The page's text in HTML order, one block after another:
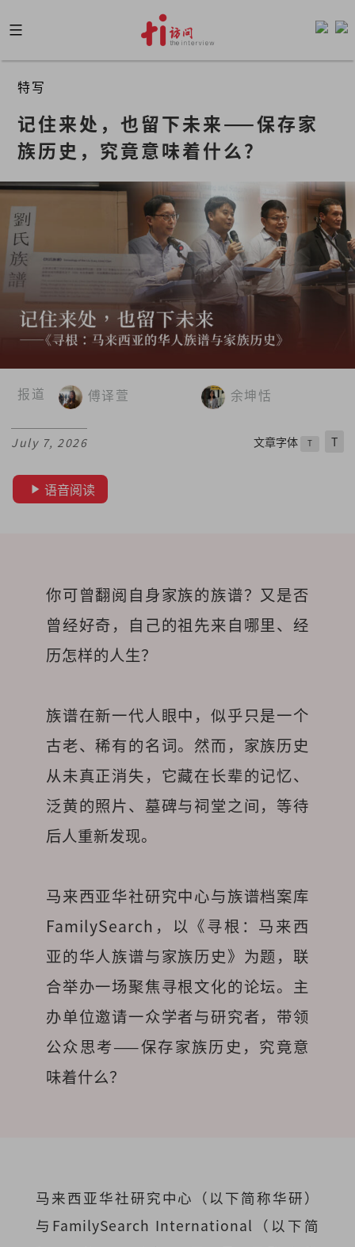
to
content
特写
记住来处，也留下未来——保存家
族历史，究竟意味着什么？
报道 傅译萱 余坤恬
July 7, 2026 文章字体 T T
语音阅读
你可曾翻阅自身家族的族谱？又是否
曾经好奇，自己的祖先来自哪里、经
历怎样的人生？
族谱在新一代人眼中，似乎只是一个
古老、稀有的名词。然而，家族历史
从未真正消失，它藏在长辈的记忆、
泛黄的照片、墓碑与祠堂之间，等待
后人重新发现。
马来西亚华社研究中心与族谱档案库
FamilySearch，以《寻根：马来西
亚的华人族谱与家族历史》为题，联
合举办一场聚焦寻根文化的论坛。主
办单位邀请一众学者与研究者，带领
公众思考——保存家族历史，究竟意
味着什么？
马来西亚华社研究中心（以下简称华研）
与FamilySearch International（以下简